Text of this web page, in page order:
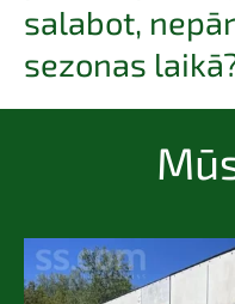
salabot,
sezonas